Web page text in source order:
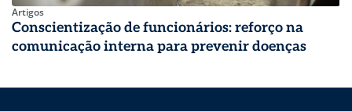
Artigos
Conscientização de funcionários: reforço na
comunicação interna para prevenir doenças